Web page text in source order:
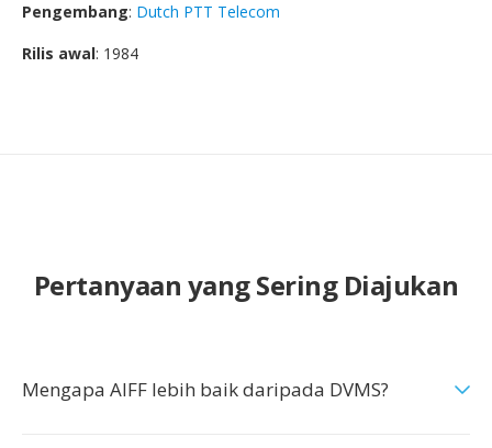
Pengembang: Dutch PTT Telecom
Rilis awal: 1984
Pertanyaan yang Sering Diajukan
Mengapa AIFF lebih baik daripada DVMS?